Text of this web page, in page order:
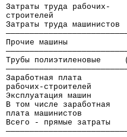
Затраты труда
строителей
Затраты труда
Прочие машины
Трубы полиэтиленовые
Заработная плата
рабочих-строителей
Эксплуатация машин
В том числе
плата машинистов
Всего - прямые